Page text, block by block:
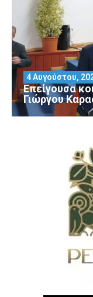
Επείγουσα
Γιώργου
4 Αυγούστου,